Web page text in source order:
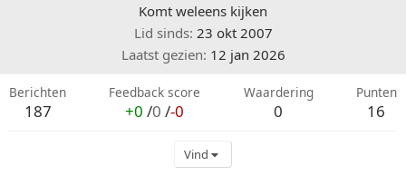
Komt weleens kijken
Lid sinds 23 okt 2007
Laatst gezien 12 jan 2026
Berichten
187
Feedback score
+0 /0 /-0
Waardering
0
Punten
16
Vind